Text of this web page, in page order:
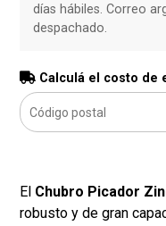
días hábiles. Correo
despachado.
Calculá el costo de
El Chubro Picador
robusto y de gran